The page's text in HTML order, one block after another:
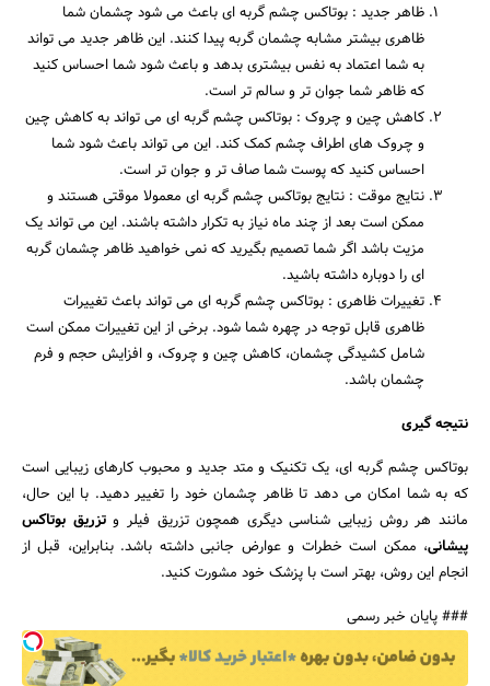
ظاهر جدید : بوتاکس چشم گربه ای باعث می شود چشمان شما
ظاهری بیشتر مشابه چشمان گربه پیدا کنند. این ظاهر جدید می تواند
به شما اعتماد به نفس بیشتری بدهد و باعث شود شما احساس کنید
که ظاهر شما جوان تر و سالم تر است.
کاهش چین و چروک : بوتاکس چشم گربه ای می تواند به کاهش چین
و چروک های اطراف چشم کمک کند. این می تواند باعث شود شما
احساس کنید که پوست شما صاف تر و جوان تر است.
نتایج موقت : نتایج بوتاکس چشم گربه ای معمولا موقتی هستند و
ممکن است بعد از چند ماه نیاز به تکرار داشته باشند. این می تواند یک
مزیت باشد اگر شما تصمیم بگیرید که نمی خواهید ظاهر چشمان گربه
ای را دوباره داشته باشید.
تغییرات ظاهری : بوتاکس چشم گربه ای می تواند باعث تغییرات
ظاهری قابل توجه در چهره شما شود. برخی از این تغییرات ممکن است
شامل کشیدگی چشمان، کاهش چین و چروک، و افزایش حجم و فرم
چشمان باشد.
نتیجه گیری
بوتاکس چشم گربه ای، یک تکنیک و متد جدید و محبوب کارهای زیبایی است
که به شما امکان می دهد تا ظاهر چشمان خود را تغییر دهید. با این حال،
مانند هر روش زیبایی شناسی دیگری همچون تزریق فیلر وتزریق بوتاکس
پیشانی، ممکن است خطرات و عوارض جانبی داشته باشد. بنابراین، قبل از
انجام این روش، بهتر است با پزشک خود مشورت کنید.
### پایان خبر رسمی